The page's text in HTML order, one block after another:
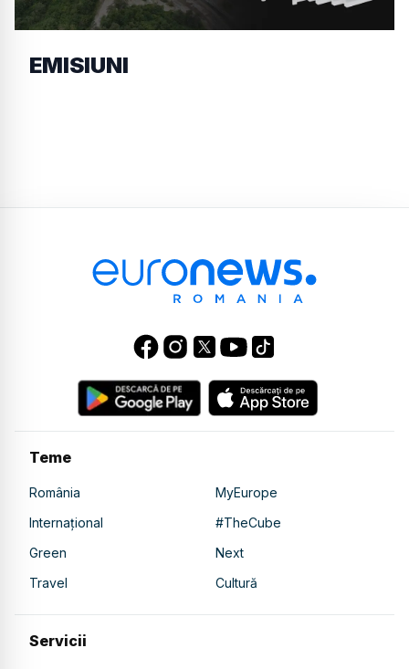
EMISIUNI
Teme
România
MyEurope
Internațional
#TheCube
Green
Next
Travel
Cultură
Servicii